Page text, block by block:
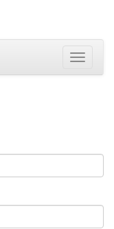
Toggle